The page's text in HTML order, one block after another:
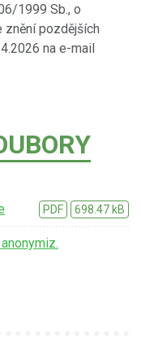
1999 Sb., o
znění pozdějších
na e-mail
PDF 698.47 kB